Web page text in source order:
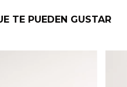
TE PUEDEN GUSTAR